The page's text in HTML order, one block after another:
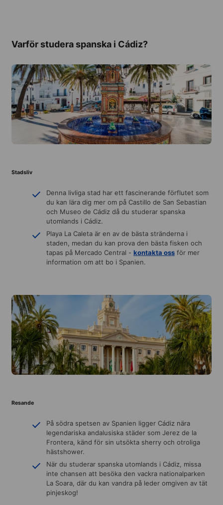
Varför studera spanska i Cádiz?
Stadsliv
Denna livliga stad har ett fascinerande förflutet som
du kan lära dig mer om på Castillo de San Sebastian
och Museo de Cádiz då du studerar spanska
utomlands i Cádiz.
Playa La Caleta är en av de bästa stränderna i
staden, medan du kan prova den bästa fisken och
tapas på Mercado Central - kontakta oss för mer
information om att bo i Spanien.
Resande
På södra spetsen av Spanien ligger Cádiz nära
legendariska andalusiska städer som Jerez de la
Frontera, känd för sin utsökta sherry och otroliga
hästshower.
När du studerar spanska utomlands i Cádiz, missa
inte chansen att besöka den vackra nationalparken
La Soara, där du kan vandra på leder omgiven av tät
pinjeskog!